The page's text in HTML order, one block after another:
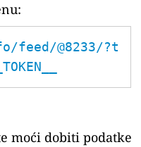
@8233/?t
moći dobiti podatke